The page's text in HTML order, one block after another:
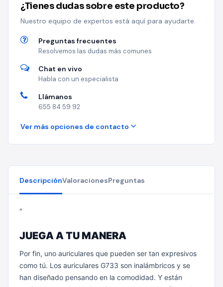
¿Tienes dudas sobre este producto?
Nuestro equipo de expertos está aquí para ayudarte.
Preguntas frecuentes
Resolvemos las dudas más comunes
Chat en vivo
Habla con un especialista
Llámanos
655 84 59 92
Ver más opciones de contacto
DescripciónValoracionesPreguntas
"
JUEGA A TU MANERA
Por fin, uno auriculares que pueden ser tan expresivos
como tú. Los auriculares G733 son inalámbricos y se
han diseñado pensando en la comodidad. Y están